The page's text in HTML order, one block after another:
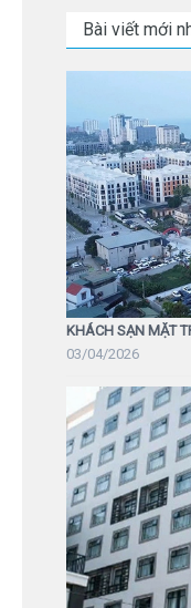
Bài viết mới
KHÁCH SẠN MẶT
03/04/2026